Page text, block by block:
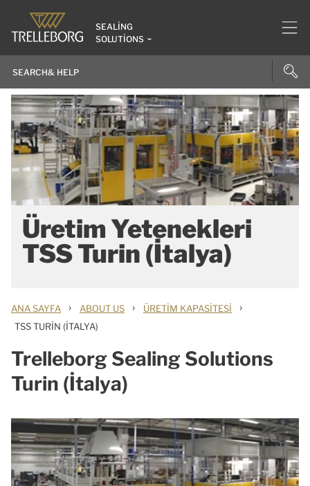
SEALING
SOLUTIONS
Üretim Yetenekleri
TSS Turin (İtalya)
ANA SAYFA › ABOUT US › ÜRETIM KAPASITESI ›
TSS TURIN (İTALYA)
Trelleborg Sealing Solutions
Turin (İtalya)